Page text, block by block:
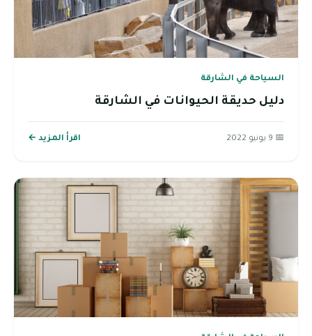
السياحة في الشارقة
دليل حديقة الحيوانات في الشارقة
📅 9 يونيو 2022 اقرأ المزيد ←